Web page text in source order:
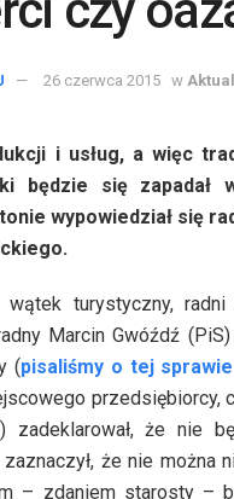
26 czerwca 2015 w
i usług, a więc
będzie się zapadał
wypowiedział się
wątek turystyczny,
Marcin Gwóźdź
(pisaliśmy o tej
zadeklarował, że nie
że nie
– zdaniem starosty –